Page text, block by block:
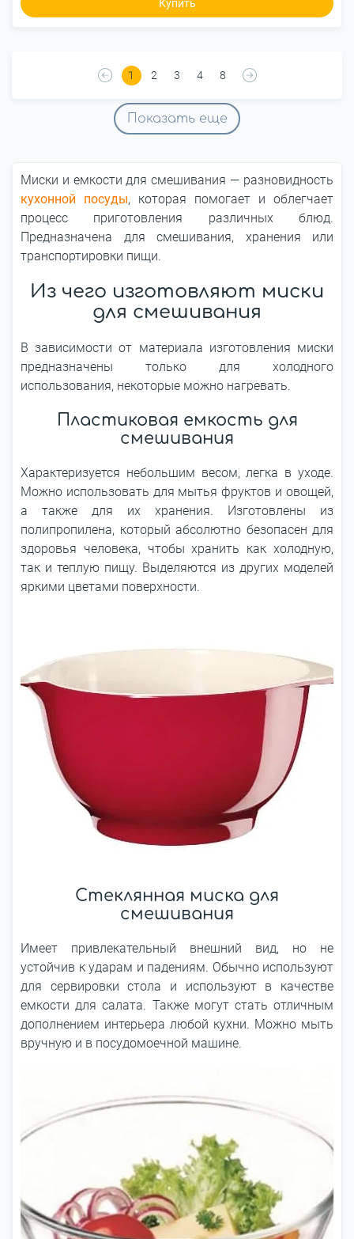
Купить
1 2 3 4 8
Показать еще
Миски и емкости для смешивания — разновидность
кухонной посуды, которая помогает и облегчает
процесс приготовления различных блюд.
Предназначена для смешивания, хранения или
транспортировки пищи.
Из чего изготовляют миски
для смешивания
В зависимости от материала изготовления миски
предназначены только для холодного
использования, некоторые можно нагревать.
Пластиковая емкость для
смешивания
Характеризуется небольшим весом, легка в уходе.
Можно использовать для мытья фруктов и овощей,
а также для их хранения. Изготовлены из
полипропилена, который абсолютно безопасен для
здоровья человека, чтобы хранить как холодную,
так и теплую пищу. Выделяются из других моделей
яркими цветами поверхности.
Стеклянная миска для
смешивания
Имеет привлекательный внешний вид, но не
устойчив к ударам и падениям. Обычно используют
для сервировки стола и используют в качестве
емкости для салата. Также могут стать отличным
дополнением интерьера любой кухни. Можно мыть
вручную и в посудомоечной машине.